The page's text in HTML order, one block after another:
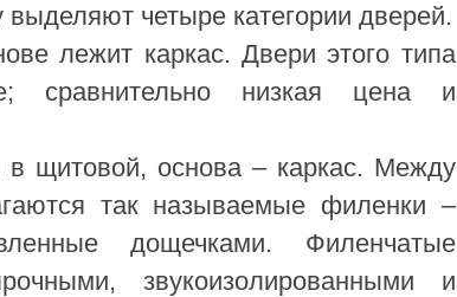
выделяют четыре категории дверей.
лежит каркас. Двери этого типа
сравнительно низкая цена и
щитовой, основа – каркас. Между
так называемые филенки –
дощечками. Филенчатые
звукоизолированными и